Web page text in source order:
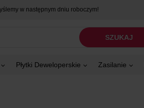
w następnym dniu roboczym!
SZUKAJ
Płytki Deweloperskie Zasilanie